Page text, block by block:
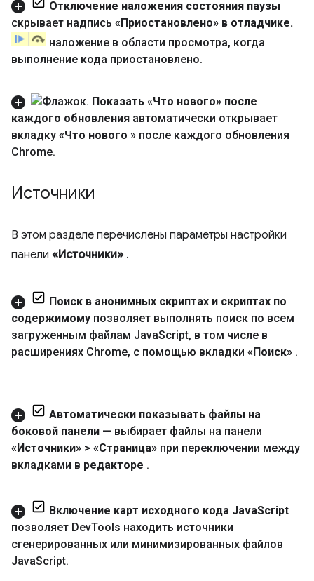
Отключение наложения состояния паузы
скрывает надпись «Приостановлено» в отладчике.
наложение в области просмотра, когда
выполнение кода приостановлено.
Показать «Что нового» после
каждого обновления автоматически открывает
вкладку «Что нового » после каждого обновления
Chrome.
Источники
В этом разделе перечислены параметры настройки
панели «Источники» .
Поиск в анонимных скриптах и ​​скриптах по
содержимому позволяет выполнять поиск по всем
загруженным файлам JavaScript, в том числе в
расширениях Chrome, с помощью вкладки «Поиск» .
Автоматически показывать файлы на
боковой панели — выбирает файлы на панели
«Источники» > «Страница» при переключении между
вкладками в редакторе .
Включение карт исходного кода JavaScript
позволяет DevTools находить источники
сгенерированных или минимизированных файлов
JavaScript.